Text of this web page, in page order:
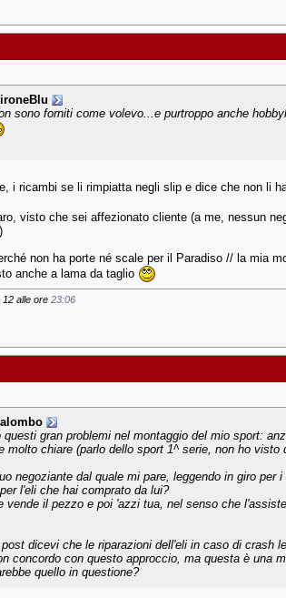
sono forniti come volevo...e purtroppo anche
i ricambi se li rimpiatta negli slip e dice che non li
visto che sei affezionato cliente (a me, nessun
non ha porte né scale per il Paradiso // la mia
anche a lama da taglio
12 alle ore 23:06
gran problemi nel montaggio del mio sport:
molto chiare (parlo dello sport 1^ serie, non ho visto
negoziante dal quale mi pare, leggendo in giro per
l'eli che hai comprato da lui?
vende il pezzo e poi 'azzi tua, nel senso che
dicevi che le riparazioni dell'eli in caso di crash
concordo con questo approccio, ma questa è una
quello in questione?